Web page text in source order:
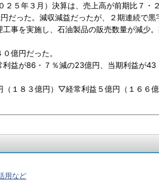
５年３月）決算は、売上高が前期比７・
だった。減収減益だったが、２期連続で黒
事を実施し、石油製品の販売数量が減少
億円だった。
益が86・７％減の23億円、当期利益が
１８３億円）▽経常利益５億円（１６６
用など